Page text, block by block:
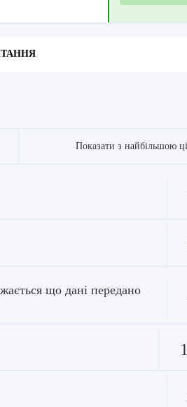
Показати з найбільшою
що дані передано